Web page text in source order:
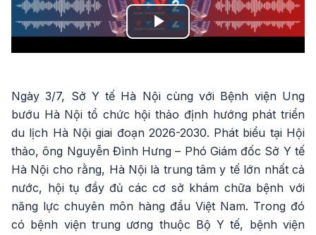
Play
Ngày 3/7, Sở Y tế Hà Nội cùng với Bệnh viện Ung
bướu Hà Nội tổ chức hội thảo định hướng phát triển
du lịch Hà Nội giai đoạn 2026-2030. Phát biểu tại Hội
thảo, ông Nguyễn Đình Hưng – Phó Giám đốc Sở Y tế
Hà Nội cho rằng, Hà Nội là trung tâm y tế lớn nhất cả
nước, hội tụ đầy đủ các cơ sở khám chữa bệnh với
năng lực chuyên môn hàng đầu Việt Nam. Trong đó
có bệnh viện trung ương thuộc Bộ Y tế, bệnh viện